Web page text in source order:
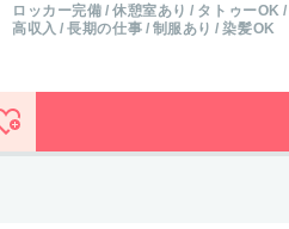
ロッカー完備 休憩室あり タトゥーOK
高収入
長期の仕事 制服あり 染髪OK